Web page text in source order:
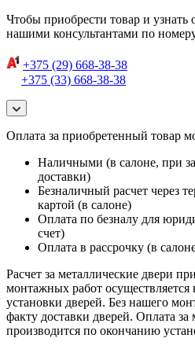
Чтобы приобрести товар и узнать
нашими консультантами по
+375 (29) 668-38-38
+375 (33) 668-38-38
Оплата за приобретенный товар
Наличными (в салоне, при
доставки)
Безналичный расчет через
картой (в салоне)
Оплата по безналу для
счет)
Оплата в рассрочку (в
Расчет за металлические двери
монтажных работ осуществляется
установки дверей. Без нашего
факту доставки дверей. Оплата за
производится по окончанию